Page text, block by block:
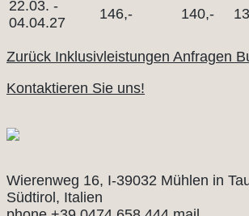
22.03. -
04.04.27
146,- 140,-
Zurück Inklusivleistungen Anfragen
Kontaktieren Sie uns!
Wierenweg 16, I-39032 Mühlen in
Südtirol, Italien